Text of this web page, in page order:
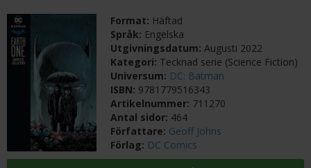
Format: Häftad
Språk: Engelska
Utgivningsdatum:Augusti 2022
Kategori: Tecknad serie (Science Fiction)
Universum: DC: Batman
ISBN: 9781779516343
Artikelnummer: 711270
Antal sidor: 464
Författare: Geoff Johns
Förlag: DC Comics